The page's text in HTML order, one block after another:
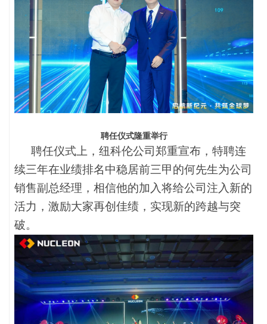
聘任仪式隆重举行
聘任仪式上，纽科伦公司郑重宣布，特聘连
续三年在业绩排名中稳居前三甲的何先生为公司
销售副总经理，相信他的加入将给公司注入新的
活力，激励大家再创佳绩，实现新的跨越与突
破。